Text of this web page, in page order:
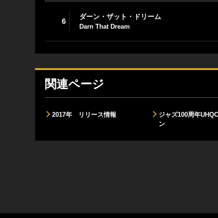
6
ダーン・ザット・ドリーム
Darn That Dream
関連ページ
2017年 リリース情報
ジャズ100周年
ン